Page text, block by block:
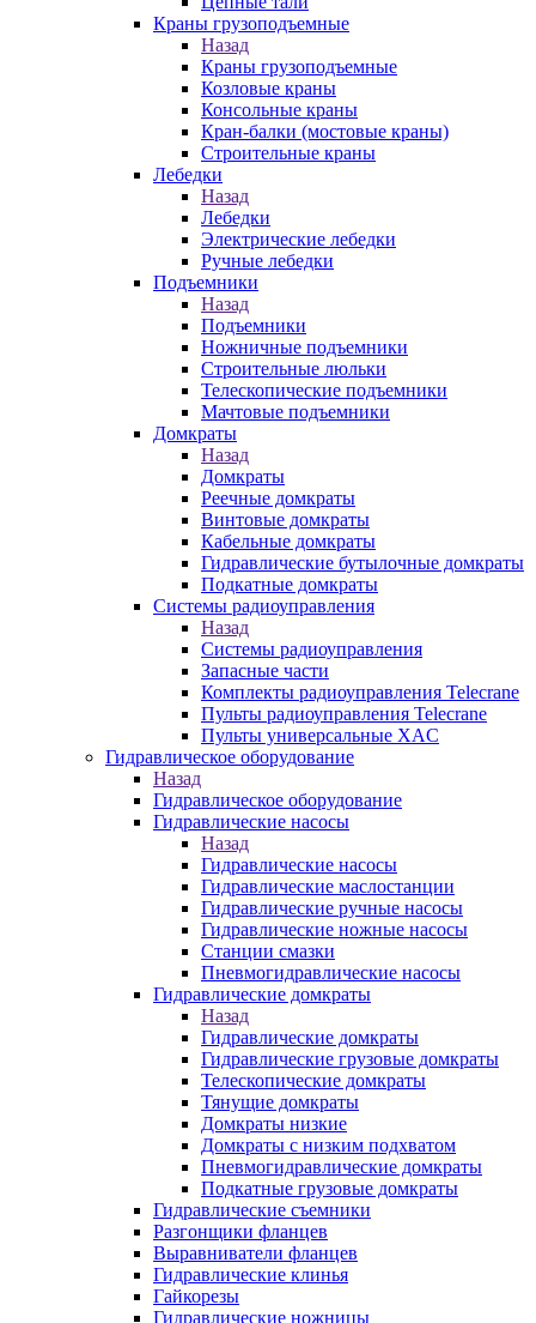
Краны грузоподъемные
Назад
Краны грузоподъемные
Козловые краны
Консольные краны
Кран-балки (мостовые краны)
Строительные краны
Лебедки
Назад
Лебедки
Электрические лебедки
Ручные лебедки
Подъемники
Назад
Подъемники
Ножничные подъемники
Строительные люльки
Телескопические подъемники
Мачтовые подъемники
Домкраты
Назад
Домкраты
Реечные домкраты
Винтовые домкраты
Кабельные домкраты
Гидравлические бутылочные домкраты
Подкатные домкраты
Системы радиоуправления
Назад
Системы радиоуправления
Запасные части
Комплекты радиоуправления Telecrane
Пульты радиоуправления Telecrane
Пульты универсальные XAC
Гидравлическое оборудование
Назад
Гидравлическое оборудование
Гидравлические насосы
Назад
Гидравлические насосы
Гидравлические маслостанции
Гидравлические ручные насосы
Гидравлические ножные насосы
Станции смазки
Пневмогидравлические насосы
Гидравлические домкраты
Назад
Гидравлические домкраты
Гидравлические грузовые домкраты
Телескопические домкраты
Тянущие домкраты
Домкраты низкие
Домкраты с низким подхватом
Пневмогидравлические домкраты
Подкатные грузовые домкраты
Гидравлические съемники
Разгонщики фланцев
Выравниватели фланцев
Гидравлические клинья
Гайкорезы
Гидравлические ножницы